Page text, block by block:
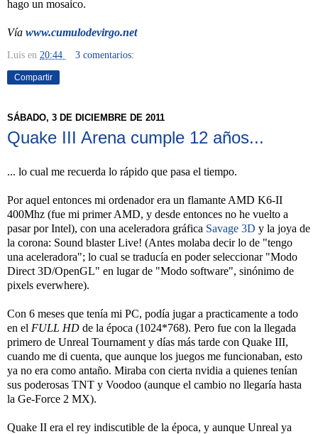
hago un mosaico.
Vía www.cumulodevirgo.net
Luis en 20:44 3 comentarios:
Compartir
SÁBADO, 3 DE DICIEMBRE DE 2011
Quake III Arena cumple 12 años...
... lo cual me recuerda lo rápido que pasa el tiempo.
Por aquel entonces mi ordenador era un flamante AMD K6-II
400Mhz (fue mi primer AMD, y desde entonces no he vuelto a
pasar por Intel), con una aceleradora gráfica Savage 3D y la joya de
la corona: Sound blaster Live! (Antes molaba decir lo de "tengo
una aceleradora"; lo cual se traducía en poder seleccionar "Modo
Direct 3D/OpenGL" en lugar de "Modo software", sinónimo de
pixels everwhere).
Con 6 meses que tenía mi PC, podía jugar a practicamente a todo
en el FULL HD de la época (1024*768). Pero fue con la llegada
primero de Unreal Tournament y días más tarde con Quake III,
cuando me di cuenta, que aunque los juegos me funcionaban, esto
ya no era como antaño. Miraba con cierta nvidia a quienes tenían
sus poderosas TNT y Voodoo (aunque el cambio no llegaría hasta
la Ge-Force 2 MX).
Quake II era el rey indiscutible de la época, y aunque Unreal ya